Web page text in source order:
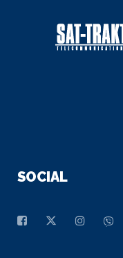
SOCIAL